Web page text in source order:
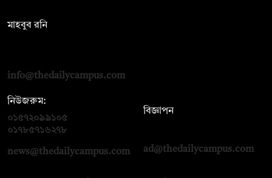
মাহবুব রনি
info@thedailycampus.com
নিউজরুম:
০১৫৭২০৯৯১০৫
০১৭৮৫৭১৬২৭৮
news@thedailycampus.com
বিজ্ঞাপন
ad@thedailycampus.com